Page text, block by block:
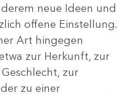
neue Ideen und
offene Einstellung.
Art hingegen
zur Herkunft, zur
zur
zu einer